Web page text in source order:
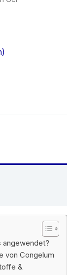
angewendet?
von Congelum
&